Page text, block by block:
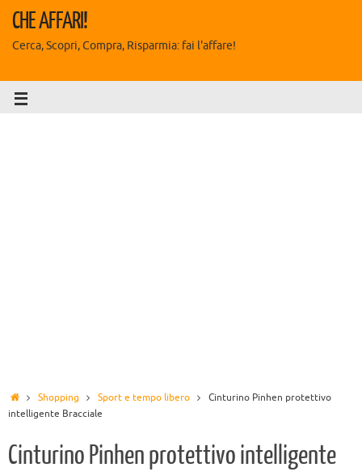
CHE AFFARI!
Cerca, Scopri, Compra, Risparmia: fai l'affare!
Shopping Sport e tempo libero
Cinturino Pinhen protettivo
intelligente Bracciale
Cinturino Pinhen protettivo intelligente